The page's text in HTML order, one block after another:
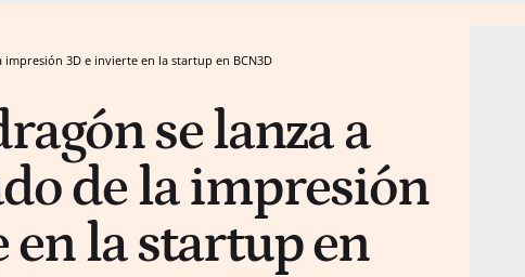
3D e invierte en la startup en BCN3D
se lanza a
de la impresión
la startup en